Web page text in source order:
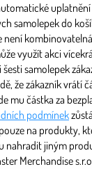
samolepek do
není
využít akci
samolepek
že zákazník vrátí
mu částka za
podmínek
na produkty,
nahradit jiným
Merchandise